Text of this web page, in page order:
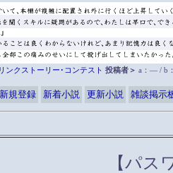
ンクストーリー･コンテスト 投稿者＞ a：― / b
新規登録 新着小説 更新小説 雑談掲示
【パス